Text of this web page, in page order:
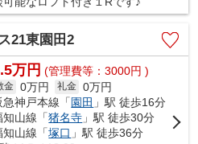
21東園田2
万円 (管理費等：3000円 )
金 0万円 礼金 0万円
急神戸本線「園田 」駅 徒歩16分
知山線「猪名寺 」駅 徒歩30分
知山線「塚口 」駅 徒歩36分